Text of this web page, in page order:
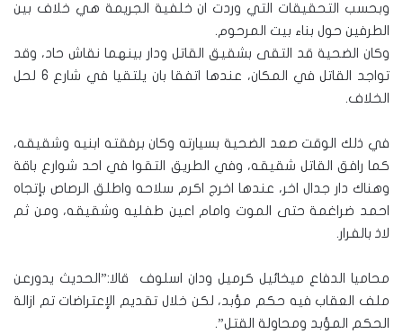
وبحسب التحقيقات التي وردت ان خلفية الجريمة هي خلاف بين
الطرفين حول بناء بيت المرحوم.
وكان الضحية قد التقى بشقيق القاتل ودار بينهما نقاش حاد، وقد
تواجد القاتل في المكان، عندها اتفقا بان يلتقيا في شارع 6 لحل
الخلاف.
في ذلك الوقت صعد الضحية بسيارته وكان برفقته ابنيه وشقيقه،
كما رافق القاتل شقيقه، وفي الطريق التقوا في احد شوارع باقة
وهناك دار جدال اخر، عندها اخرج اكرم سلاحه واطلق الرصاص بإتجاه
احمد ضراغمة حتى الموت وامام اعين طفليه وشقيقه، ومن ثم
لاذ بالفرار.
محاميا الدفاع ميخائيل كرميل ودان اسلوف قالا:”الحديث يدورعن
ملف العقاب فيه حكم مؤبد، لكن خلال تقديم الإعتراضات تم ازالة
الحكم المؤبد ومحاولة القتل”.